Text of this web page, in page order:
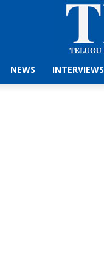
NEWS INTERVIEWS